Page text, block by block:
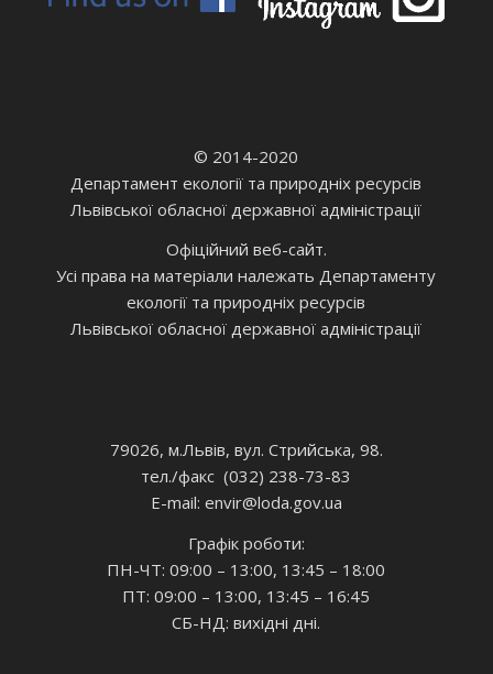
© 2014-2020
Департамент екології та природніх ресурсів
Львівської обласної державної адміністрації
Офіційний веб-сайт.
Усі права на матеріали належать Департаменту
екології та природніх ресурсів
Львівської обласної державної адміністрації
79026, м.Львів, вул. Стрийська, 98.
тел./факс (032) 238-73-83
E-mail: envir@loda.gov.ua
Графік роботи:
ПН-ЧТ: 09:00 – 13:00, 13:45 – 18:00
ПТ: 09:00 – 13:00, 13:45 – 16:45
СБ-НД: вихідні дні.